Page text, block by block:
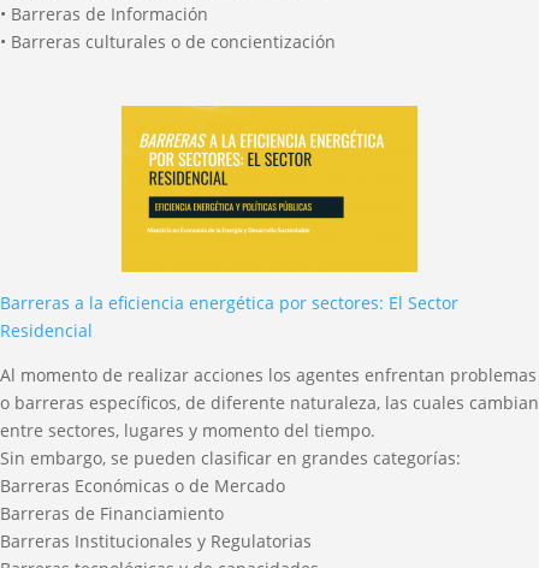
• Barreras de Información
• Barreras culturales o de concientización
Barreras a la eficiencia energética por sectores: El Sector
Residencial
Al momento de realizar acciones los agentes enfrentan problemas
o barreras específicos, de diferente naturaleza, las cuales cambian
entre sectores, lugares y momento del tiempo.
Sin embargo, se pueden clasificar en grandes categorías:
Barreras Económicas o de Mercado
Barreras de Financiamiento
Barreras Institucionales y Regulatorias